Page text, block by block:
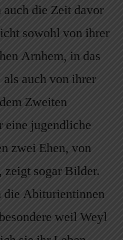
auch die Zeit davor
sowohl von ihrer
Arnhem, in das
auch von ihrer
Zweiten
eine jugendliche
zwei Ehen, von
sogar Bilder.
die Abiturientinnen
weil Weyl